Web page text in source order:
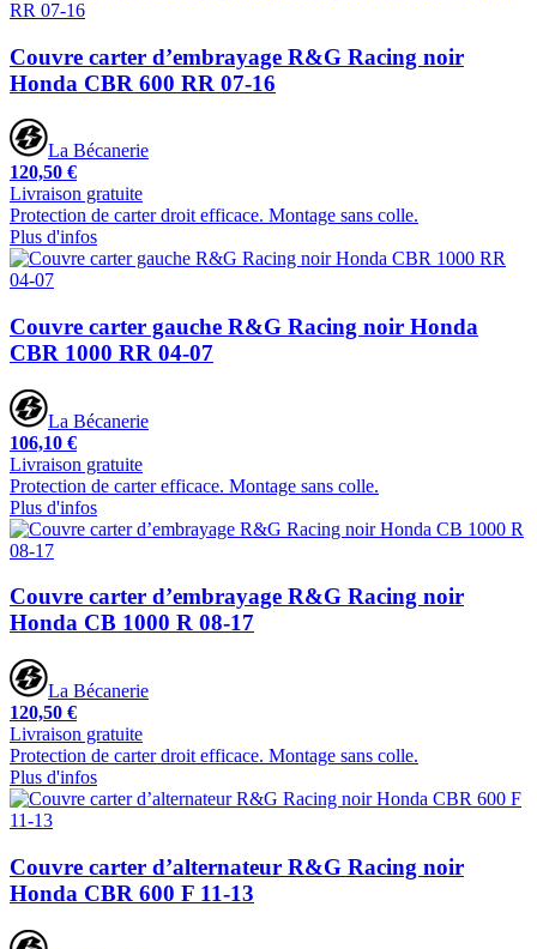
Couvre carter d’embrayage R&G Racing noir
Honda CBR 600 RR 07-16
La Bécanerie
120,50 €
Livraison gratuite
Protection de carter droit efficace. Montage sans colle.
Plus d'infos
Couvre carter gauche R&G Racing noir Honda
CBR 1000 RR 04-07
La Bécanerie
106,10 €
Livraison gratuite
Protection de carter efficace. Montage sans colle.
Plus d'infos
Couvre carter d’embrayage R&G Racing noir
Honda CB 1000 R 08-17
La Bécanerie
120,50 €
Livraison gratuite
Protection de carter droit efficace. Montage sans colle.
Plus d'infos
Couvre carter d’alternateur R&G Racing noir
Honda CBR 600 F 11-13